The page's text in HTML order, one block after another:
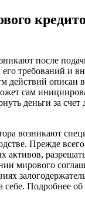
после
требований и
действий описан
сам
деньги за счет
возникают
Прежде
активов,
мирового
себе. Подробнее